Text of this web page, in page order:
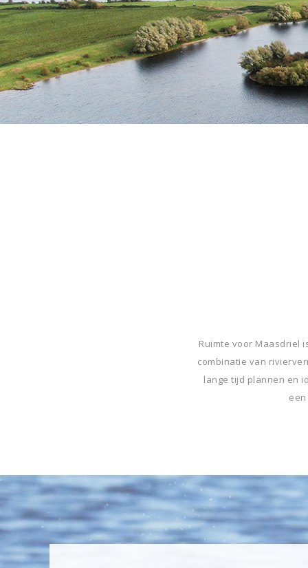
Ruimte voor Maasdriel
combinatie van
lange tijd plannen en